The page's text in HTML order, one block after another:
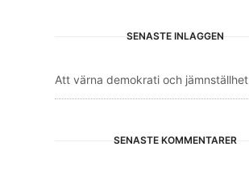
SENASTE INLÄGGEN
Att värna demokrati och jämnställhet
SENASTE KOMMENTARER